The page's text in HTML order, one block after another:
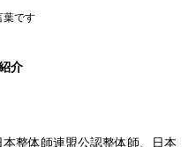
葉です
介
整体師連盟公認整体師、日本